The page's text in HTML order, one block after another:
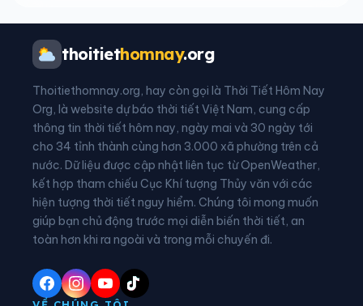
Phường Tân Dân
Phường Trúc Lâm
Xã Ba Đình Xã Bá Thước
Xã Bát Mọt Xã Biện Thượng
Xã Các Sơn Xã Cẩm Tân
Xã Cẩm Thạch Xã Cẩm Thủy
Xã Cẩm Tú Xã Cẩm Vân
Xã Cổ Lũng
Xã Điền Lư
thoitiethomnay.org
Thoitiethomnay.org, hay còn gọi là Thời Tiết Hôm Nay
Org, là website dự báo thời tiết Việt Nam, cung cấp
thông tin thời tiết hôm nay, ngày mai và 30 ngày tới
cho 34 tỉnh thành cùng hơn 3.000 xã phường trên cả
nước. Dữ liệu được cập nhật liên tục từ OpenWeather,
kết hợp tham chiếu Cục Khí tượng Thủy văn với các
hiện tượng thời tiết nguy hiểm. Chúng tôi mong muốn
giúp bạn chủ động trước mọi diễn biến thời tiết, an
toàn hơn khi ra ngoài và trong mỗi chuyến đi.